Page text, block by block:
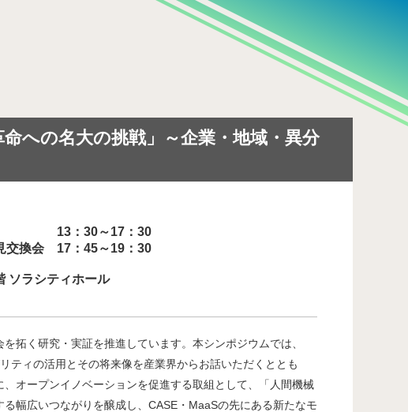
材養成学位プログラム（TMI）」
への名大の挑戦」～企業・地域・異分
～17：30
交換会 17：45～19：30
ソラシティホール
拓く研究・実証を推進しています。本シンポジウムでは、
ティの活用とその将来像を産業界からお話いただくととも
オープンイノベーションを促進する取組として、「人間機械
幅広いつながりを醸成し、CASE・MaaSの先にある新たなモ